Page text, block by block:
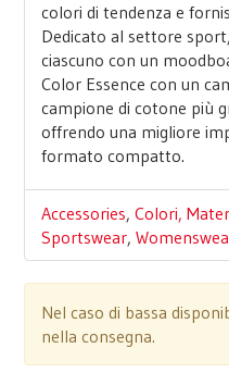
colori di tendenza e
Dedicato al settore
ciascuno con un
Color Essence con un
campione di cotone più
offrendo una migliore
formato compatto.
Accessories, Colori,
Sportswear,
Nel caso di bassa
nella consegna.